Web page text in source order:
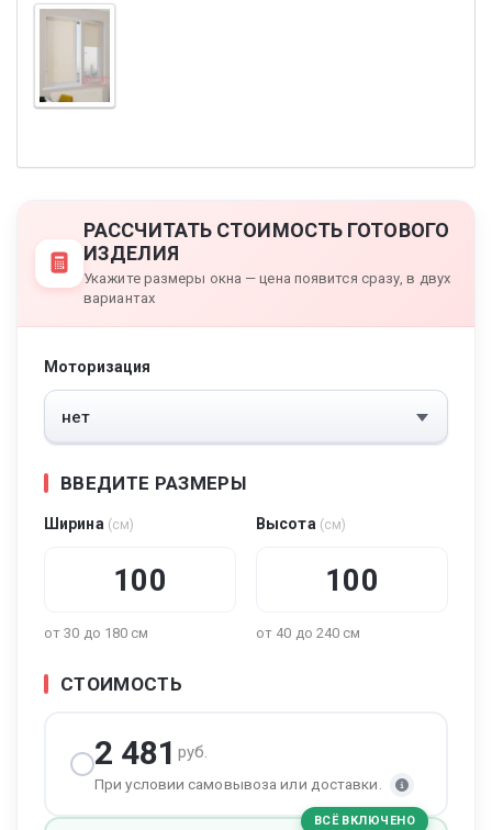
РАССЧИТАТЬ СТОИМОСТЬ ГОТОВОГО
ИЗДЕЛИЯ
Укажите размеры окна — цена появится сразу, в двух
вариантах
Моторизация
ВВЕДИТЕ РАЗМЕРЫ
Ширина (см)
от 30 до 180 см
Высота (см)
от 40 до 240 см
СТОИМОСТЬ
2 481 руб.
При условии самовывоза или доставки.
ВСЁ ВКЛЮЧЕНО